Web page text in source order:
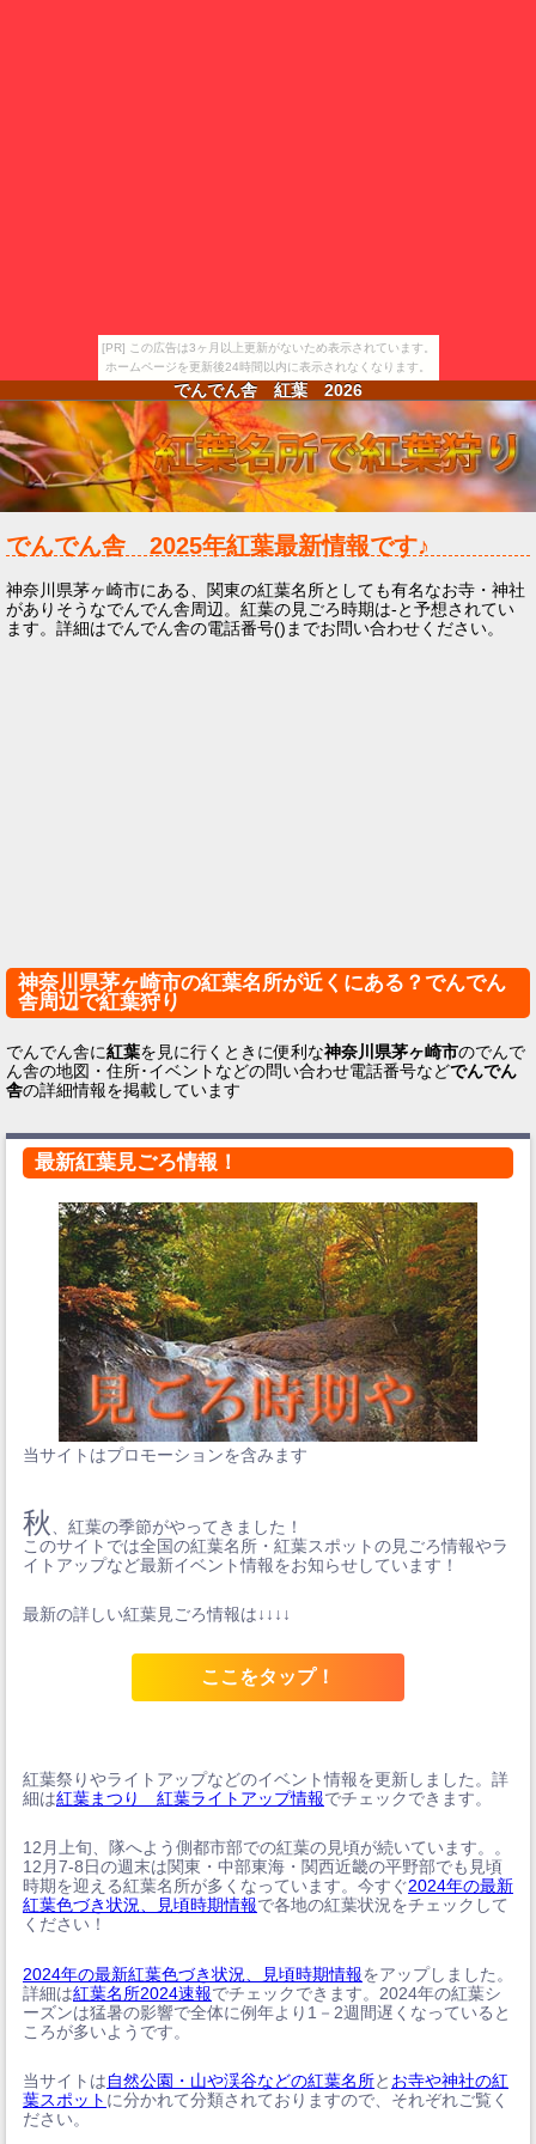
[PR] この広告は3ヶ月以上更新がないため表示されています。
ホームページを更新後24時間以内に表示されなくなります。
でんでん舎 紅葉 2026
でんでん舎 2025年紅葉最新情報です♪
神奈川県茅ヶ崎市にある、関東の紅葉名所としても有名なお寺・神社
がありそうなでんでん舎周辺。紅葉の見ごろ時期は-と予想されてい
ます。詳細はでんでん舎の電話番号()までお問い合わせください。
神奈川県茅ヶ崎市の紅葉名所が近くにある？でんでん
舎周辺で紅葉狩り
でんでん舎に紅葉を見に行くときに便利な神奈川県茅ヶ崎市のでんで
ん舎の地図・住所･イベントなどの問い合わせ電話番号などでんでん
舎の詳細情報を掲載しています
最新紅葉見ごろ情報！
当サイトはプロモーションを含みます
秋
、紅葉の季節がやってきました！
このサイトでは全国の紅葉名所・紅葉スポットの見ごろ情報やラ
イトアップなど最新イベント情報をお知らせしています！
最新の詳しい紅葉見ごろ情報は↓↓↓↓
ここをタップ！
紅葉祭りやライトアップなどのイベント情報を更新しました。詳
細は紅葉まつり 紅葉ライトアップ情報でチェックできます。
12月上旬、隊へよう側都市部での紅葉の見頃が続いています。。
12月7-8日の週末は関東・中部東海・関西近畿の平野部でも見頃
時期を迎える紅葉名所が多くなっています。今すぐ2024年の最新
紅葉色づき状況、見頃時期情報で各地の紅葉状況をチェックして
ください！
2024年の最新紅葉色づき状況、見頃時期情報をアップしました。
詳細は紅葉名所2024速報でチェックできます。2024年の紅葉シ
ーズンは猛暑の影響で全体に例年より1－2週間遅くなっていると
ころが多いようです。
当サイトは自然公園・山や渓谷などの紅葉名所と お寺や神社の紅
葉スポット に分かれて分類されておりますので、それぞれご覧く
ださい。